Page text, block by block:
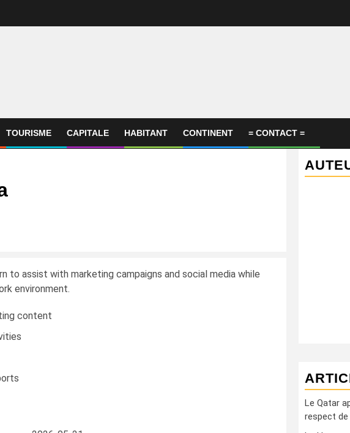
TOURISME CAPITALE HABITANT CONTINENT = CONTACT =
to assist with marketing campaigns and social media while
environment.
content
Le Qatar
respect de